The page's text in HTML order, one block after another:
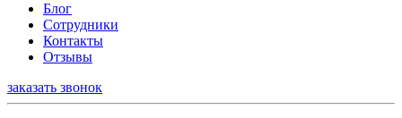
Блог
Сотрудники
Контакты
Отзывы
заказать звонок